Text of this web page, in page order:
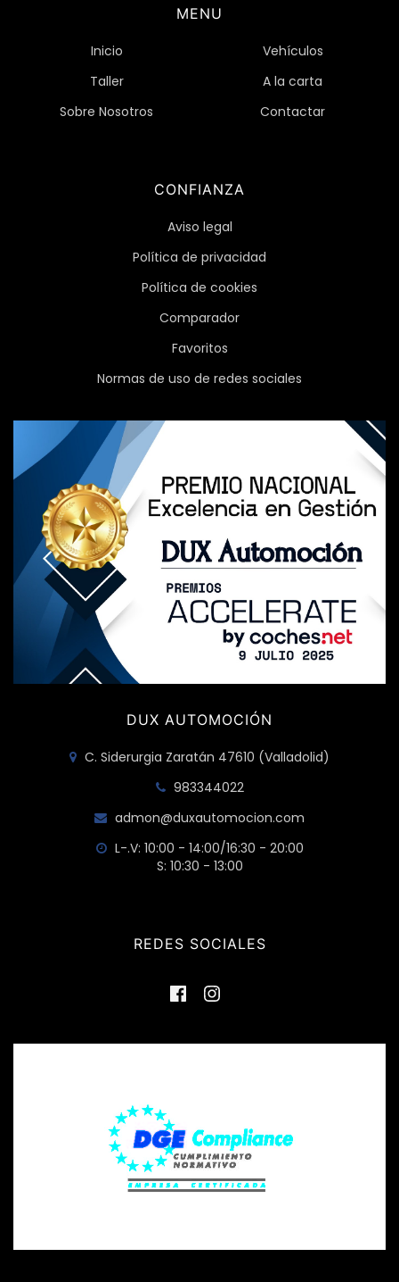
MENU
Inicio
Vehículos
Taller
A la carta
Sobre Nosotros
Contactar
CONFIANZA
Aviso legal
Política de privacidad
Política de cookies
Comparador
Favoritos
Normas de uso de redes sociales
DUX AUTOMOCIÓN
C. Siderurgia Zaratán 47610 (Valladolid)
983344022
admon@duxautomocion.com
L-.V: 10:00 - 14:00/16:30 - 20:00
S: 10:30 - 13:00
REDES SOCIALES